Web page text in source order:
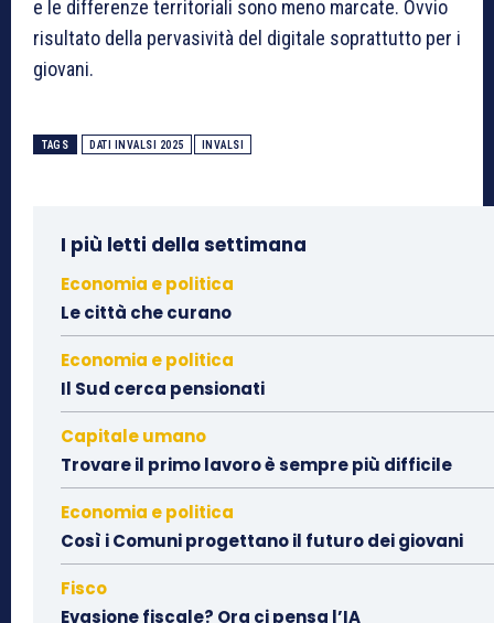
e le differenze territoriali sono meno marcate. Ovvio
risultato della pervasività del digitale soprattutto per i
giovani.
TAGS DATI INVALSI 2025 INVALSI
I più letti della settimana
Economia e politica
Le città che curano
Economia e politica
Il Sud cerca pensionati
Capitale umano
Trovare il primo lavoro è sempre più difficile
Economia e politica
Così i Comuni progettano il futuro dei giovani
Fisco
Evasione fiscale? Ora ci pensa l’IA